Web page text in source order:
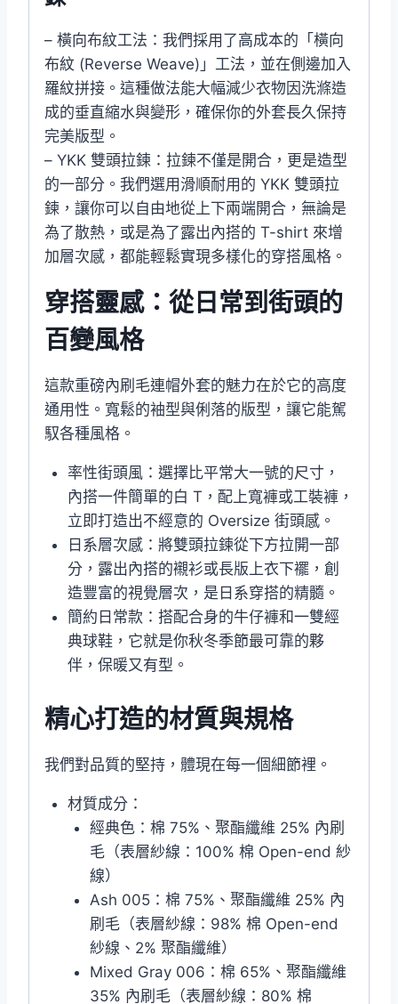
– 橫向布紋工法：我們採用了高成本的「橫向
布紋 (Reverse Weave)」工法，並在側邊加入
羅紋拼接。這種做法能大幅減少衣物因洗滌造
成的垂直縮水與變形，確保你的外套長久保持
完美版型。
– YKK 雙頭拉鍊：拉鍊不僅是開合，更是造型
的一部分。我們選用滑順耐用的 YKK 雙頭拉
鍊，讓你可以自由地從上下兩端開合，無論是
為了散熱，或是為了露出內搭的 T-shirt 來增
加層次感，都能輕鬆實現多樣化的穿搭風格。
穿搭靈感：從日常到街頭的
百變風格
這款重磅內刷毛連帽外套的魅力在於它的高度
通用性。寬鬆的袖型與俐落的版型，讓它能駕
馭各種風格。
率性街頭風：選擇比平常大一號的尺寸，
內搭一件簡單的白 T，配上寬褲或工裝褲，
立即打造出不經意的 Oversize 街頭感。
日系層次感：將雙頭拉鍊從下方拉開一部
分，露出內搭的襯衫或長版上衣下襬，創
造豐富的視覺層次，是日系穿搭的精髓。
簡約日常款：搭配合身的牛仔褲和一雙經
典球鞋，它就是你秋冬季節最可靠的夥
伴，保暖又有型。
精心打造的材質與規格
我們對品質的堅持，體現在每一個細節裡。
材質成分：
經典色：棉 75%、聚酯纖維 25% 內刷
毛（表層紗線：100% 棉 Open-end 紗
線）
Ash 005：棉 75%、聚酯纖維 25% 內
刷毛（表層紗線：98% 棉 Open-end
紗線、2% 聚酯纖維）
Mixed Gray 006：棉 65%、聚酯纖維
35% 內刷毛（表層紗線：80% 棉